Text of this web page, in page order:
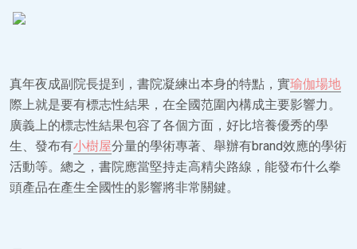
真年夜成副院長提到，書院凝練出本身的特點，實瑜伽場地
際上就是要有標志性結果，在全國范圍內構成主要影響力。
廣義上的標志性結果包容了各個方面，好比培養優秀的學
生、發布有小樹屋分量的學術專著、舉辦有brand效應的學術
活動等。總之，書院應當堅持走高精尖路線，能發布什么拳
頭產品在產生全國性的影響將非常關鍵。